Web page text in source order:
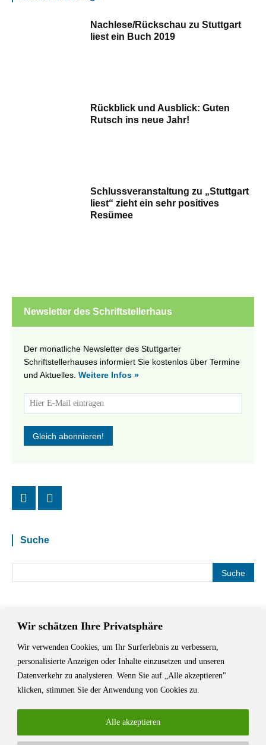
Wir schätzen Ihre Privatsphäre
Wir verwenden Cookies, um Ihr Surferlebnis zu verbessern,
personalisierte Anzeigen oder Inhalte einzusetzen und unseren
Datenverkehr zu analysieren. Wenn Sie auf „Alle akzeptieren"
klicken, stimmen Sie der Anwendung von Cookies zu.
Alle akzeptieren
Nachlese/Rückschau zu Stuttgart
liest ein Buch 2019
Rückblick und Ausblick: Guten
Rutsch ins neue Jahr!
Schlussveranstaltung zu „Stuttgart
liest“ zieht ein sehr positives
Resümee
Newsletter des Schriftstellerhaus
Der monatliche Newsletter des Stuttgarter
Schriftstellerhauses informiert Sie kostenlos über Termine
und Aktuelles. Weitere Infos »
Suche
Das Schriftstellerhaus ist ein beliebter Treffpunkt für Autorinnen und
Autoren aus Stuttgart und der Region sowie ein Veranstaltungsort für
Lesungen, Tagungen und Schreibwerkstätten.